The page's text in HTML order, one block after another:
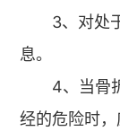
3、对处
息。
4、当骨
经的危险时，